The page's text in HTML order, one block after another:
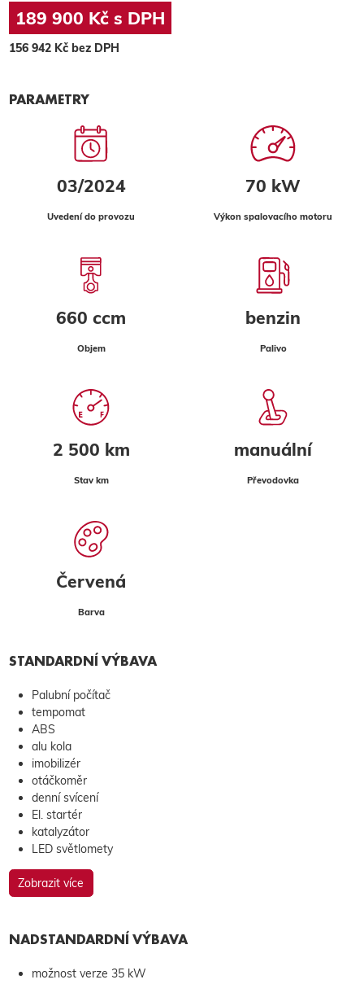
189 900 Kč s DPH
156 942 Kč bez DPH
PARAMETRY
03/2024
Uvedení do provozu
70 kW
Výkon spalovacího motoru
660 ccm
Objem
benzin
Palivo
2 500 km
Stav km
manuální
Převodovka
Červená
Barva
STANDARDNÍ VÝBAVA
Palubní počítač
tempomat
ABS
alu kola
imobilizér
otáčkoměr
denní svícení
El. startér
katalyzátor
LED světlomety
Zobrazit více
NADSTANDARDNÍ VÝBAVA
možnost verze 35 kW